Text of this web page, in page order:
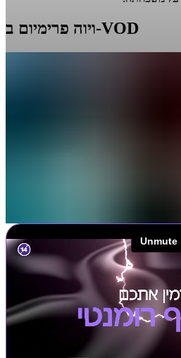
ויוה פרימיוםב-VOD